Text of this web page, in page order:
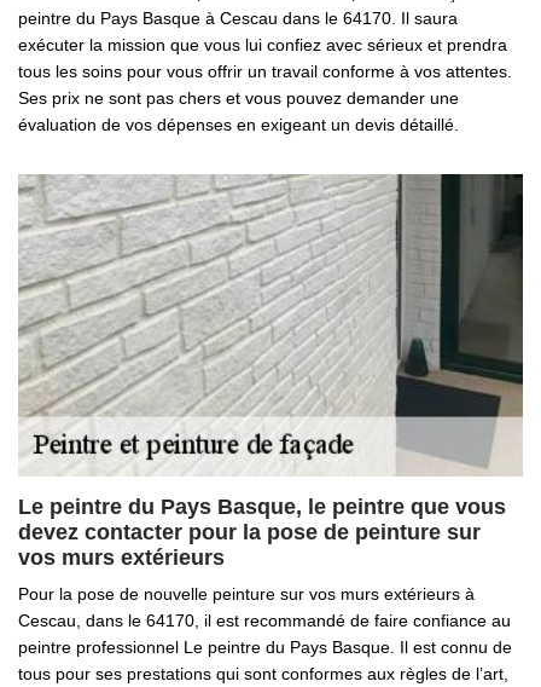
peintre du Pays Basque à Cescau dans le 64170. Il saura
exécuter la mission que vous lui confiez avec sérieux et prendra
tous les soins pour vous offrir un travail conforme à vos attentes.
Ses prix ne sont pas chers et vous pouvez demander une
évaluation de vos dépenses en exigeant un devis détaillé.
Le peintre du Pays Basque, le peintre que vous
devez contacter pour la pose de peinture sur
vos murs extérieurs
Pour la pose de nouvelle peinture sur vos murs extérieurs à
Cescau, dans le 64170, il est recommandé de faire confiance au
peintre professionnel Le peintre du Pays Basque. Il est connu de
tous pour ses prestations qui sont conformes aux règles de l’art,